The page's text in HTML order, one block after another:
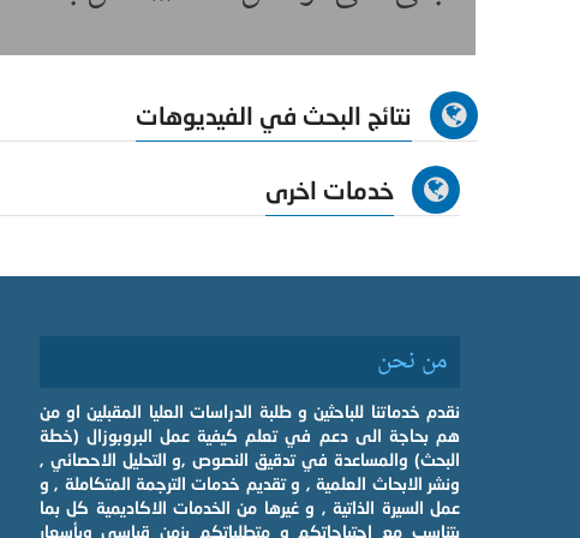
نتائج البحث في الفيديوهات
خدمات اخرى
من نحن
نقدم خدماتنا للباحثين و طلبة الدراسات العليا المقبلين او من
هم بحاجة الى دعم في تعلم كيفية عمل البروبوزال (خطة
البحث) والمساعدة في تدقيق النصوص ,و التحليل الاحصائي ,
ونشر الابحاث العلمية , و تقديم خدمات الترجمة المتكاملة , و
عمل السيرة الذاتية , و غيرها من الخدمات الاكاديمية كل بما
يتناسب مع احتياجاتكم و متطلباتكم بزمن قياسي وبأسعار